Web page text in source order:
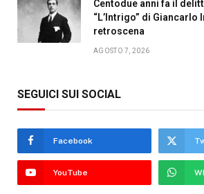
Centodue anni fa il
“L’Intrigo” di Giancarlo
retroscena
AGOSTO 7, 2026
SEGUICI SUI SOCIAL
Facebook
YouTube